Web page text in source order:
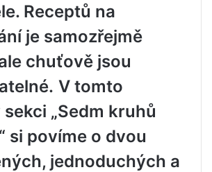
Receptů na
je samozřejmě
chuťově jsou
V tomto
„Sedm kruhů
si povíme o dvou
jednoduchých a